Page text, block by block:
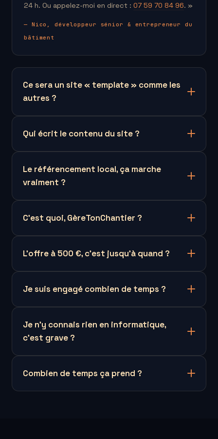
24 h. Ou appelez-moi en direct : 07 59 70 84 96. »
— Nico, développeur sénior & entrepreneur du
bâtiment
Ce sera un site « template » comme les
autres ?
Qui écrit le contenu du site ?
Le référencement local, ça marche
vraiment ?
C'est quoi, GèreTonChantier ?
L'offre à 500 €, c'est jusqu'à quand ?
Je suis engagé combien de temps ?
Je n'y connais rien en informatique,
c'est grave ?
Combien de temps ça prend ?